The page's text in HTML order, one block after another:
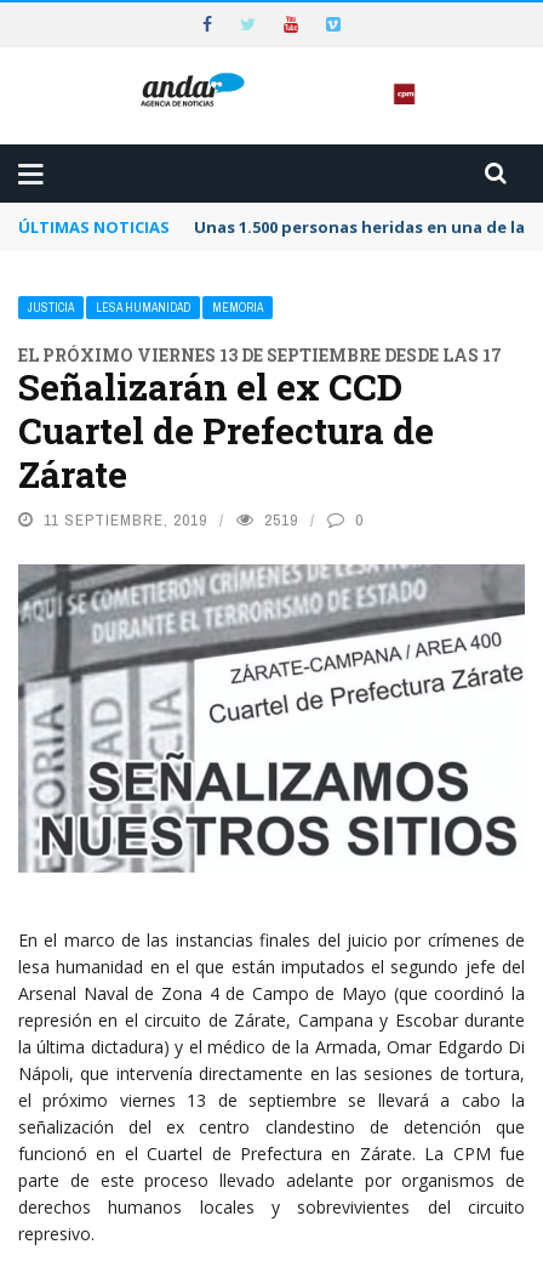
ÚLTIMAS NOTICIAS Unas 1.500 personas heridas en una de
JUSTICIA LESA HUMANIDAD MEMORIA
EL PRÓXIMO VIERNES 13 DE SEPTIEMBRE DESDE LAS 17
Señalizarán el ex CCD
Cuartel de Prefectura de
Zárate
11 SEPTIEMBRE, 2019 2519 0
En el marco de las instancias finales del juicio por crímenes de
lesa humanidad en el que están imputados el segundo jefe del
Arsenal Naval de Zona 4 de Campo de Mayo (que coordinó la
represión en el circuito de Zárate, Campana y Escobar durante
la última dictadura) y el médico de la Armada, Omar Edgardo Di
Nápoli, que intervenía directamente en las sesiones de tortura,
el próximo viernes 13 de septiembre se llevará a cabo la
señalización del ex centro clandestino de detención que
funcionó en el Cuartel de Prefectura en Zárate. La CPM fue
parte de este proceso llevado adelante por organismos de
derechos humanos locales y sobrevivientes del circuito
represivo.